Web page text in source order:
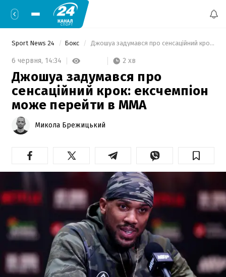
Sport News 24 Бокс Джошуа задумався про сенсаційний крок: ексчемпіон може перейти в ММА
6 червня, 14:34 2 хв
Джошуа задумався про
сенсаційний крок: ексчемпіон
може перейти в ММА
Микола Брежицький